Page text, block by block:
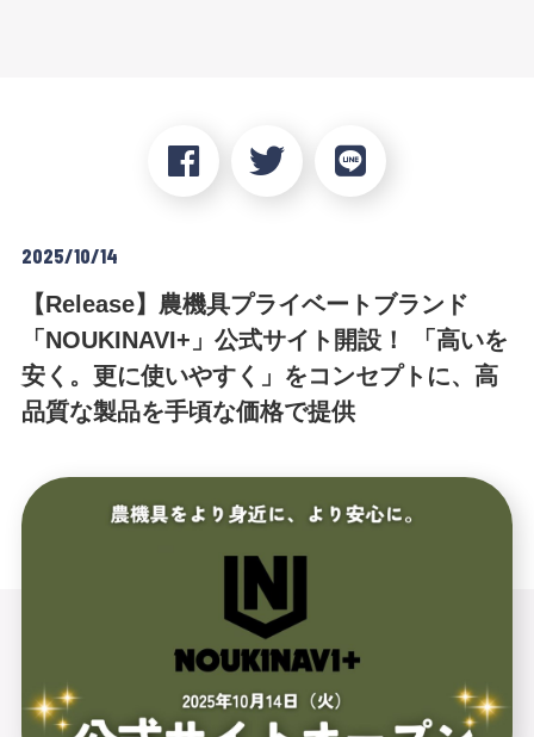
2025/10/14
【Release】農機具プライベートブランド
「NOUKINAVI+」公式サイト開設！ 「高いを
安く。更に使いやすく」をコンセプトに、高
品質な製品を手頃な価格で提供